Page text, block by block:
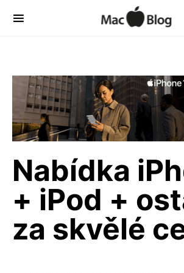
Nabídka
+ iPod +
za skvělé